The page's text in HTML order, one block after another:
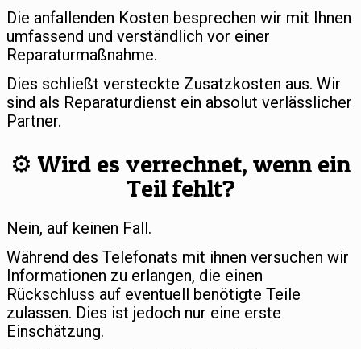
Die anfallenden Kosten besprechen wir mit Ihnen
umfassend und verständlich vor einer
Reparaturmaßnahme.
Dies schließt versteckte Zusatzkosten aus. Wir
sind als Reparaturdienst ein absolut verlässlicher
Partner.
⚙️ Wird es verrechnet, wenn ein
Teil fehlt?
Nein, auf keinen Fall.
Während des Telefonats mit ihnen versuchen wir
Informationen zu erlangen, die einen
Rückschluss auf eventuell benötigte Teile
zulassen. Dies ist jedoch nur eine erste
Einschätzung.